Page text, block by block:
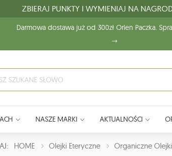
ZBIERAJ PUNKTY I WYMIENIAJ NA
Darmowa dostawa już od 300zł Orlen Paczka.
NASZE MARKI AKTUALNOŚCI
HOME Olejki Eteryczne Organiczne